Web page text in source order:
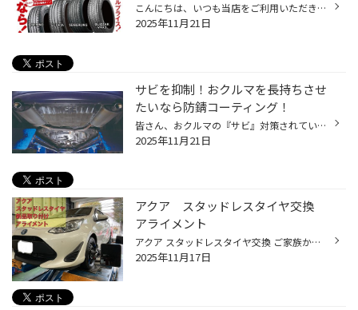
こんにちは、いつも当店をご利用いただきましてありがとうございます。 本日より、コクピット・タイヤ館におきまして、 期間限定！ サイズ限定！！ 数量限定！！！ お得にお買い求めいただける、「タイヤスペシャルプライスデー」がスタートします！ お得なタイヤのご紹介！！ ワゴンR、N-BOX、タン...
2025年11月21日
サビを抑制！おクルマを長持ちさせ
たいなら防錆コーティング！
皆さん、おクルマの『サビ』対策されていますか？ 安心して、おクルマをより良い状態で、より長く使っていただくために、 今回は、おクルマの下回りのサビを抑制する防錆コーティングのご紹介です。 冬時期は特におクルマの下回りのサビ予防が大切です！ おクルマの下回りは、金属類がむき出しにな...
2025年11月21日
アクア スタッドレスタイヤ交換
アライメント
アクア スタッドレスタイヤ交換 ご家族から譲り受けたお車です。 今年の春にスタッドレスタイヤの 使用限界に達していたので、 『履きつぶし』にて今まで使用していました。 今回スタッドレスタイヤ購入の際に アライメントも実施しました。
2025年11月17日